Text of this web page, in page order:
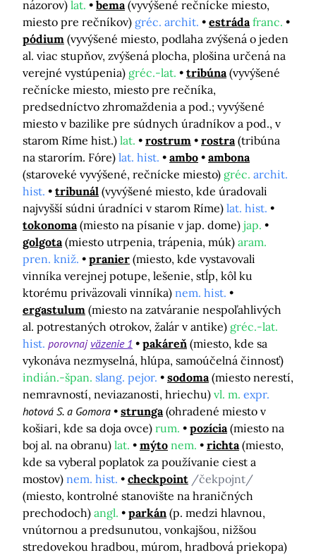
názorov) lat. bema (vyvýšené rečnícke miesto,
miesto pre rečníkov) gréc. archit. estráda franc.
pódium (vyvýšené miesto, podlaha zvýšená o jeden
al. viac stupňov, zvýšená plocha, plošina určená na
verejné vystúpenia) gréc.-lat. tribúna (vyvýšené
rečnícke miesto, miesto pre rečníka,
predsedníctvo zhromaždenia a pod.; vyvýšené
miesto v bazilike pre súdnych úradníkov a pod., v
starom Ríme hist.) lat. rostrum rostra (tribúna
na starorím. Fóre) lat. hist. ambo
ambona
(staroveké vyvýšené, rečnícke miesto) gréc. archit.
hist.
tribunál (vyvýšené miesto, kde úradovali
najvyšší súdni úradníci v starom Ríme) lat. hist.
tokonoma (miesto na písanie v jap. dome) jap.
golgota (miesto utrpenia, trápenia, múk) aram.
pren. kniž.
pranier (miesto, kde vystavovali
vinníka verejnej potupe, lešenie, stĺp, kôl ku
ktorému priväzovali vinníka) nem. hist.
ergastulum (miesto na zatváranie nespoľahlivých
al. potrestaných otrokov, žalár v antike) gréc.-lat.
hist. porovnaj väzenie 1 pakáreň (miesto, kde sa
vykonáva nezmyselná, hlúpa, samoúčelná činnosť)
indián.-špan. slang. pejor. sodoma (miesto nerestí,
nemravností, neviazanosti, hriechu) vl. m. expr.
hotová S. a Gomora
strunga (ohradené miesto v
košiari, kde sa doja ovce) rum. pozícia (miesto na
boj al. na obranu) lat. mýto nem. richta (miesto,
kde sa vyberal poplatok za používanie ciest a
mostov) nem. hist. checkpoint /čekpojnt/
(miesto, kontrolné stanovište na hraničných
prechodoch) angl. parkán (p. medzi hlavnou,
vnútornou a predsunutou, vonkajšou, nižšou
stredovekou hradbou, múrom, hradbová priekopa)